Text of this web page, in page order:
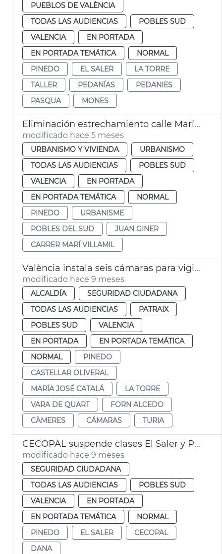
PUEBLOS DE VALÈNCIA
TODAS LAS AUDIENCIAS
POBLES SUD
VALENCIA
EN PORTADA
EN PORTADA TEMÁTICA
NORMAL
PINEDO
EL SALER
LA TORRE
TALLER
PEDANÍAS
PEDANIES
PASQUA
MONES
Eliminación estrechamiento calle Marí Villamil Pinedo
modificado hace 5 meses
URBANISMO Y VIVIENDA
URBANISMO
TODAS LAS AUDIENCIAS
POBLES SUD
VALENCIA
EN PORTADA
EN PORTADA TEMÁTICA
NORMAL
PINEDO
URBANISME
POBLES DEL SUD
JUAN GINER
CARRER MARÍ VILLAMIL
València instala seis cámaras para vigilar el caudal del Turia
modificado hace 9 meses
ALCALDÍA
SEGURIDAD CIUDADANA
TODAS LAS AUDIENCIAS
PATRAIX
POBLES SUD
VALENCIA
EN PORTADA
EN PORTADA TEMÁTICA
NORMAL
PINEDO
CASTELLAR OLIVERAL
MARÍA JOSÉ CATALÁ
LA TORRE
VARA DE QUART
FORN ALCEDO
CÀMERES
CÁMARAS TURIA
CECOPAL suspende clases El Saler y Pinedo València
modificado hace 9 meses
SEGURIDAD CIUDADANA
TODAS LAS AUDIENCIAS
POBLES SUD
VALENCIA
EN PORTADA
EN PORTADA TEMÁTICA
NORMAL
PINEDO
EL SALER
CECOPAL
DANA